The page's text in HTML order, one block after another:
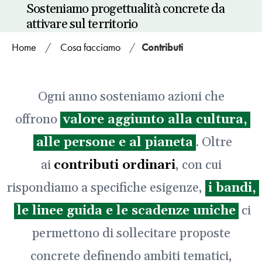
Sosteniamo progettualità concrete da
attivare sul territorio
Home / Cosa facciamo / Contributi
Ogni anno sosteniamo azioni che
offrono valore aggiunto alla cultura,
alle persone e al pianeta . Oltre
ai contributi ordinari, con cui
rispondiamo a specifiche esigenze, i bandi,
le linee guida e le scadenze uniche ci
permettono di sollecitare proposte
concrete definendo ambiti tematici,